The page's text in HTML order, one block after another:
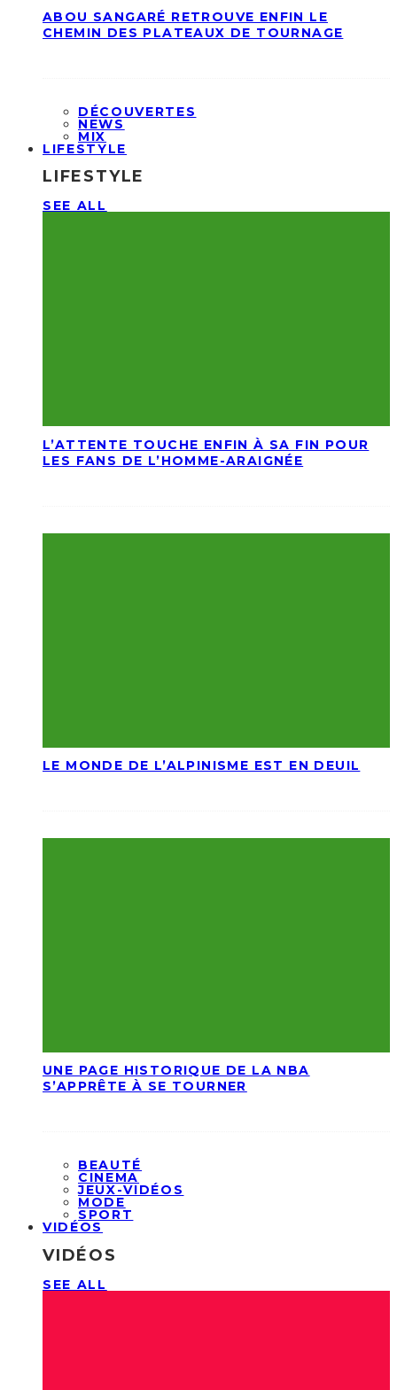
ABOU SANGARÉ RETROUVE ENFIN LE
CHEMIN DES PLATEAUX DE TOURNAGE
DÉCOUVERTES
NEWS
MIX
LIFESTYLE
LIFESTYLE
SEE ALL
L’ATTENTE TOUCHE ENFIN À SA FIN POUR
LES FANS DE L’HOMME-ARAIGNÉE
LE MONDE DE L’ALPINISME EST EN DEUIL
UNE PAGE HISTORIQUE DE LA NBA
S’APPRÊTE À SE TOURNER
BEAUTÉ
CINEMA
JEUX-VIDÉOS
MODE
SPORT
VIDÉOS
VIDÉOS
SEE ALL